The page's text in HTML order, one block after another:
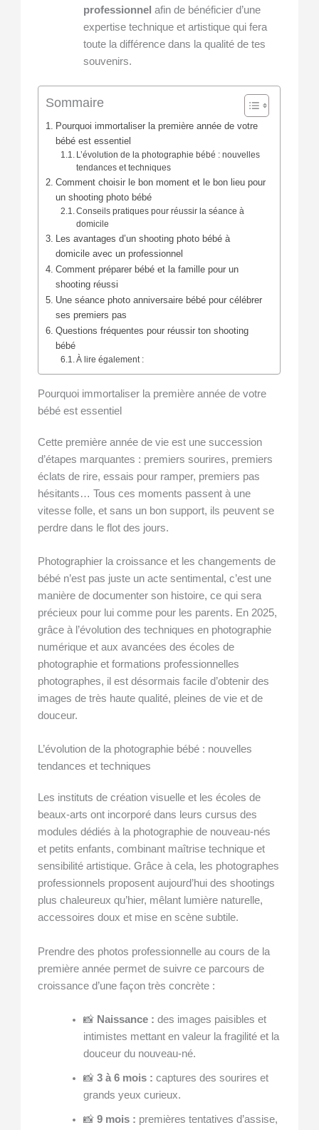
professionnel afin de bénéficier d’une
expertise technique et artistique qui fera
toute la différence dans la qualité de tes
souvenirs.
Sommaire
Pourquoi immortaliser la première année de votre
bébé est essentiel
L’évolution de la photographie bébé : nouvelles
tendances et techniques
Comment choisir le bon moment et le bon lieu pour
un shooting photo bébé
Conseils pratiques pour réussir la séance à
domicile
Les avantages d’un shooting photo bébé à
domicile avec un professionnel
Comment préparer bébé et la famille pour un
shooting réussi
Une séance photo anniversaire bébé pour célébrer
ses premiers pas
Questions fréquentes pour réussir ton shooting
bébé
À lire également :
Pourquoi immortaliser la première année de votre
bébé est essentiel
Cette première année de vie est une succession
d’étapes marquantes : premiers sourires, premiers
éclats de rire, essais pour ramper, premiers pas
hésitants… Tous ces moments passent à une
vitesse folle, et sans un bon support, ils peuvent se
perdre dans le flot des jours.
Photographier la croissance et les changements de
bébé n’est pas juste un acte sentimental, c’est une
manière de documenter son histoire, ce qui sera
précieux pour lui comme pour les parents. En 2025,
grâce à l’évolution des techniques en photographie
numérique et aux avancées des écoles de
photographie et formations professionnelles
photographes, il est désormais facile d’obtenir des
images de très haute qualité, pleines de vie et de
douceur.
L’évolution de la photographie bébé : nouvelles
tendances et techniques
Les instituts de création visuelle et les écoles de
beaux-arts ont incorporé dans leurs cursus des
modules dédiés à la photographie de nouveau-nés
et petits enfants, combinant maîtrise technique et
sensibilité artistique. Grâce à cela, les photographes
professionnels proposent aujourd’hui des shootings
plus chaleureux qu’hier, mêlant lumière naturelle,
accessoires doux et mise en scène subtile.
Prendre des photos professionnelle au cours de la
première année permet de suivre ce parcours de
croissance d’une façon très concrète :
📸 Naissance : des images paisibles et
intimistes mettant en valeur la fragilité et la
douceur du nouveau-né.
📸 3 à 6 mois : captures des sourires et
grands yeux curieux.
📸 9 mois : premières tentatives d’assise,